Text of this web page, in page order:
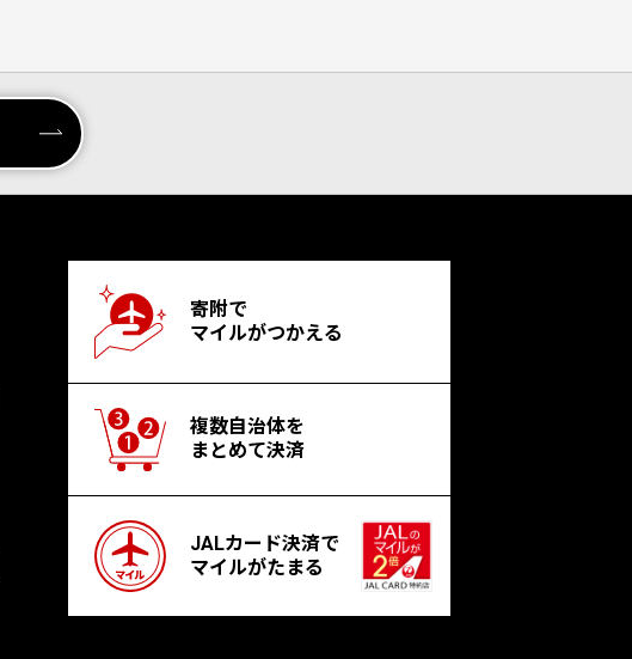
寄附で
マイルがつかえる
複数自治体を
まとめて決済
JALカード決済で
マイルがたまる